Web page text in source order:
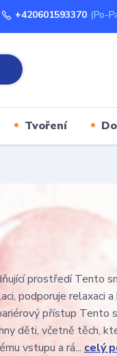
+420601593370 (Po-
Tvoření
prostředí Tento
podporuje relaxaci
přístup Tento
děti, včetně těch,
vstupu a rá... celý